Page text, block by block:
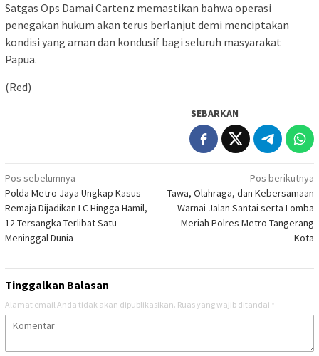
Satgas Ops Damai Cartenz memastikan bahwa operasi
penegakan hukum akan terus berlanjut demi menciptakan
kondisi yang aman dan kondusif bagi seluruh masyarakat
Papua.
(Red)
SEBARKAN
Navigasi
pos
Pos sebelumnya
Polda Metro Jaya Ungkap Kasus
Remaja Dijadikan LC Hingga Hamil,
12 Tersangka Terlibat Satu
Meninggal Dunia
Pos berikutnya
Tawa, Olahraga, dan Kebersamaan
Warnai Jalan Santai serta Lomba
Meriah Polres Metro Tangerang
Kota
Tinggalkan Balasan
Alamat email Anda tidak akan dipublikasikan. Ruas yang wajib ditandai *